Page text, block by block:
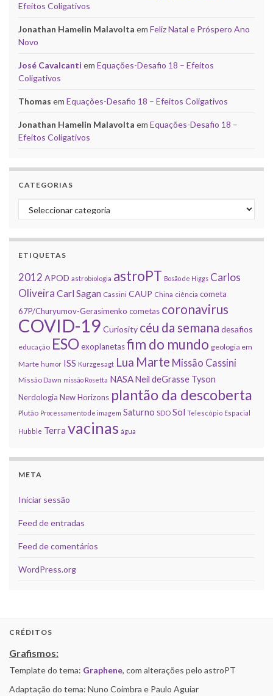
Efeitos Coligativos
Jonathan Hamelin Malavolta em Feliz Natal e Próspero Ano
Novo
José Cavalcanti em Equações-Desafio 18 – Efeitos
Coligativos
Thomas em Equações-Desafio 18 – Efeitos Coligativos
Jonathan Hamelin Malavolta em Equações-Desafio 18 –
Efeitos Coligativos
CATEGORIAS
Categorias
ETIQUETAS
2012 APOD astrobiologia astroPT Bosão de Higgs Carlos
Oliveira Carl Sagan Cassini CAUP China ciência cometa
67P/Churyumov-Gerasimenko cometas coronavirus
COVID-19 Curiosity céu da semana desafios
educação ESOexoplanetasfim do mundo geologia em
Marte humor ISS Kurzgesagt Lua Marte Missão Cassini
Missão Dawn missão Rosetta NASANeil deGrasse Tyson
Nerdologia New Horizons plantão da descoberta
Plutão Processamento de imagem Saturno SDO Sol Telescópio Espacial
Hubble Terra vacinas água
META
Iniciar sessão
Feed de entradas
Feed de comentários
WordPress.org
CRÉDITOS
Grafismos:
Template do tema: Graphene, com alterações pelo astroPT
Adaptação do tema: Nuno Coimbra e Paulo Aguiar